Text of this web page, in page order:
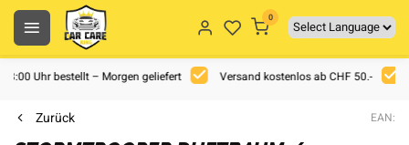
0
Uhr bestellt – Morgen geliefert Versand kostenlos ab CHF 50.-
Zurück EAN: